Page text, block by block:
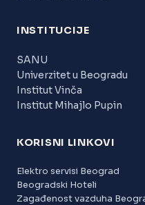
INSTITUCIJE
SANU
Univerzitet u Beogradu
Institut Vinča
Institut Mihajlo Pupin
KORISNI LINKOVI
Elektro servisi Beograd
Beogradski Hoteli
Zagađenost vazduha